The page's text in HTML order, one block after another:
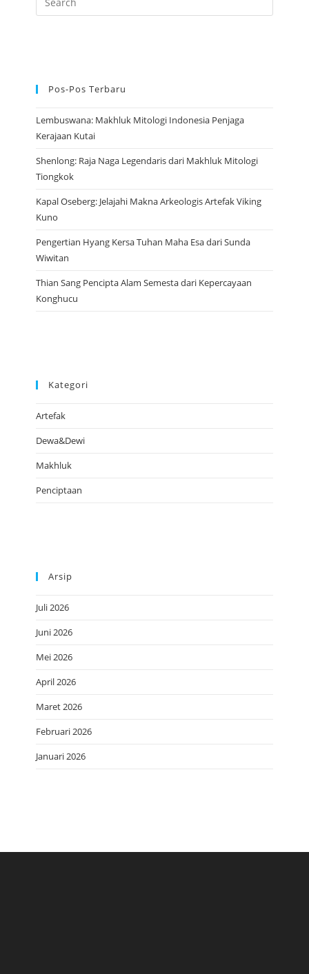
Pos-Pos Terbaru
Lembuswana: Makhluk Mitologi Indonesia Penjaga
Kerajaan Kutai
Shenlong: Raja Naga Legendaris dari Makhluk Mitologi
Tiongkok
Kapal Oseberg: Jelajahi Makna Arkeologis Artefak Viking
Kuno
Pengertian Hyang Kersa Tuhan Maha Esa dari Sunda
Wiwitan
Thian Sang Pencipta Alam Semesta dari Kepercayaan
Konghucu
Kategori
Artefak
Dewa&Dewi
Makhluk
Penciptaan
Arsip
Juli 2026
Juni 2026
Mei 2026
April 2026
Maret 2026
Februari 2026
Januari 2026